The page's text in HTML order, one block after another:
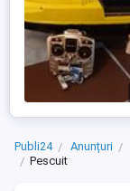
Publi24 Anunțuri
Pescuit